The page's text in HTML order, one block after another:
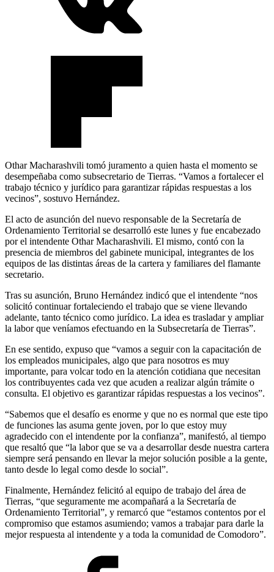
Othar Macharashvili tomó juramento a quien hasta el momento se
desempeñaba como subsecretario de Tierras. “Vamos a fortalecer el
trabajo técnico y jurídico para garantizar rápidas respuestas a los
vecinos”, sostuvo Hernández.
El acto de asunción del nuevo responsable de la Secretaría de
Ordenamiento Territorial se desarrolló este lunes y fue encabezado
por el intendente Othar Macharashvili. El mismo, contó con la
presencia de miembros del gabinete municipal, integrantes de los
equipos de las distintas áreas de la cartera y familiares del flamante
secretario.
Tras su asunción, Bruno Hernández indicó que el intendente “nos
solicitó continuar fortaleciendo el trabajo que se viene llevando
adelante, tanto técnico como jurídico. La idea es trasladar y ampliar
la labor que veníamos efectuando en la Subsecretaría de Tierras”.
En ese sentido, expuso que “vamos a seguir con la capacitación de
los empleados municipales, algo que para nosotros es muy
importante, para volcar todo en la atención cotidiana que necesitan
los contribuyentes cada vez que acuden a realizar algún trámite o
consulta. El objetivo es garantizar rápidas respuestas a los vecinos”.
“Sabemos que el desafío es enorme y que no es normal que este tipo
de funciones las asuma gente joven, por lo que estoy muy
agradecido con el intendente por la confianza”, manifestó, al tiempo
que resaltó que “la labor que se va a desarrollar desde nuestra cartera
siempre será pensando en llevar la mejor solución posible a la gente,
tanto desde lo legal como desde lo social”.
Finalmente, Hernández felicitó al equipo de trabajo del área de
Tierras, “que seguramente me acompañará a la Secretaría de
Ordenamiento Territorial”, y remarcó que “estamos contentos por el
compromiso que estamos asumiendo; vamos a trabajar para darle la
mejor respuesta al intendente y a toda la comunidad de Comodoro”.